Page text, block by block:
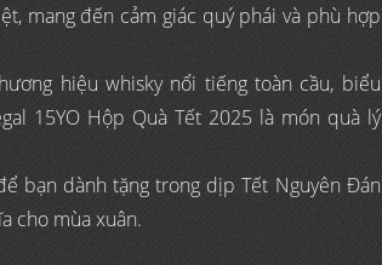
mang đến cảm giác quý phái và phù hợp
hiệu whisky nổi tiếng toàn cầu, biểu
15YO Hộp Quà Tết 2025 là món quà lý
bạn dành tặng trong dịp Tết Nguyên Đán
cho mùa xuân.